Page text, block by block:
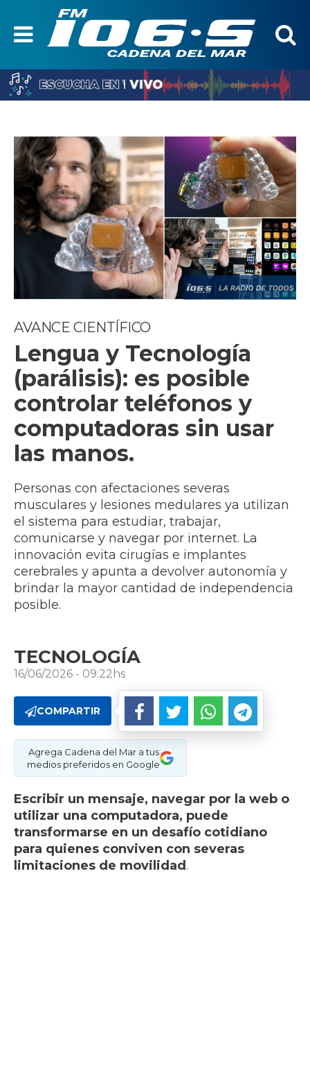
AVANCE CIENTÍFICO
Lengua y Tecnología
(parálisis): es posible
controlar teléfonos y
computadoras sin usar
las manos.
Personas con afectaciones severas
musculares y lesiones medulares ya utilizan
el sistema para estudiar, trabajar,
comunicarse y navegar por internet. La
innovación evita cirugías e implantes
cerebrales y apunta a devolver autonomía y
brindar la mayor cantidad de independencia
posible.
TECNOLOGÍA
16/06/2026 - 09:22hs
COMPARTIR
Agrega Cadena del Mar a tus
medios preferidos en Google
Escribir un mensaje, navegar por la web o
utilizar una computadora, puede
transformarse en un desafío cotidiano
para quienes conviven con severas
limitaciones de movilidad.